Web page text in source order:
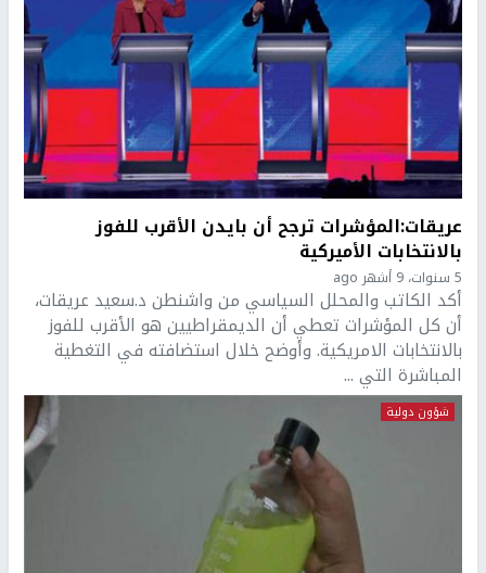
عريقات:المؤشرات ترجح أن بايدن الأقرب للفوز
بالانتخابات الأميركية
5 سنوات، 9 أشهر ago
أكد الكاتب والمحلل السياسي من واشنطن د.سعيد عريقات،
أن كل المؤشرات تعطي أن الديمقراطيين هو الأقرب للفوز
بالانتخابات الامريكية. وأوضح خلال استضافته في التغطية
المباشرة التي ...
شؤون دولية